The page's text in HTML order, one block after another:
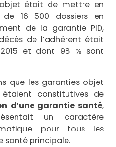
était de mettre en
16 500 dossiers en
de la garantie PID,
de l’adhérent était
et dont 98 % sont
que les garanties objet
constitutives de
d’une garantie santé,
un caractère
pour tous les
santé principale.